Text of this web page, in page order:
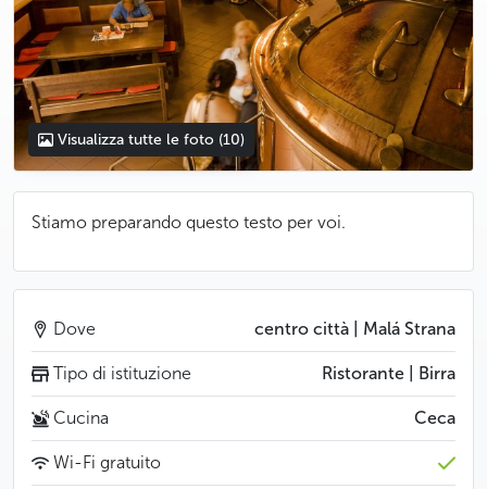
Visualizza tutte le foto (10)
Stiamo preparando questo testo per voi.
Dove centro città | Malá Strana
Tipo di istituzione Ristorante | Birra
Cucina Ceca
Wi-Fi gratuito